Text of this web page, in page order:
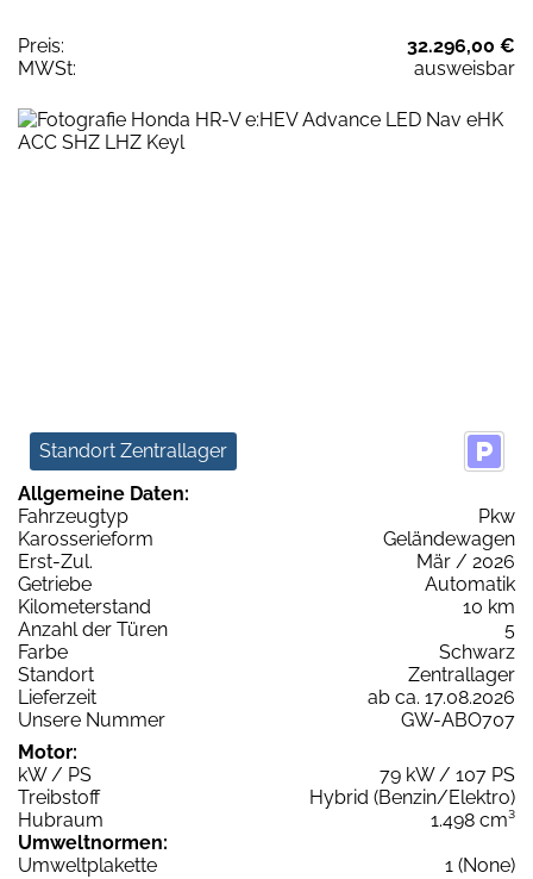
Preis:
32.296,00 €
MWSt:
ausweisbar
Standort Zentrallager
Allgemeine Daten:
Fahrzeugtyp
Pkw
Karosserieform
Geländewagen
Erst-Zul.
Mär / 2026
Getriebe
Automatik
Kilometerstand
10 km
Anzahl der Türen
5
Farbe
Schwarz
Standort
Zentrallager
Lieferzeit
ab ca. 17.08.2026
Unsere Nummer
GW-ABO707
Motor:
kW / PS
79 kW / 107 PS
Treibstoff
Hybrid (Benzin/Elektro)
Hubraum
1.498 cm³
Umweltnormen:
Umweltplakette
1 (None)